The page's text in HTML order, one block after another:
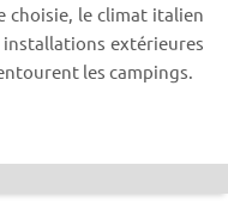
choisie, le climat italien
extérieures
les campings.